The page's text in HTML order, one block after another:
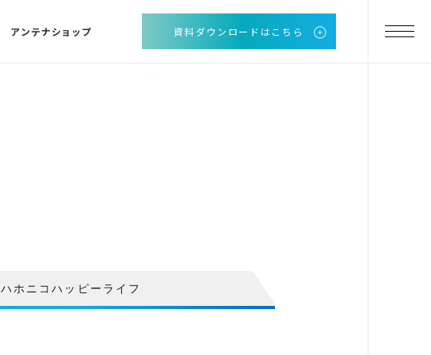
アンテナショップ 資料ダウンロードはこちら
ハホニコハッピーライフ